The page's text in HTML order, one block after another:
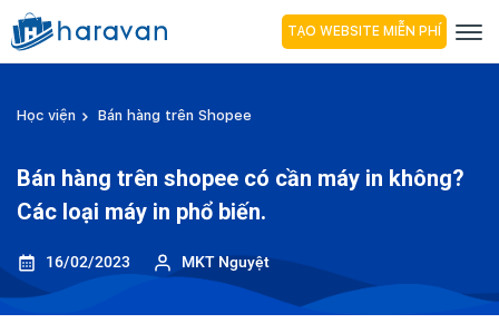
TẠO WEBSITE MIỄN PHÍ
Học viện Bán hàng trên Shopee
Bán hàng trên shopee có cần máy in không?
Các loại máy in phổ biến.
16/02/2023 MKT Nguyệt